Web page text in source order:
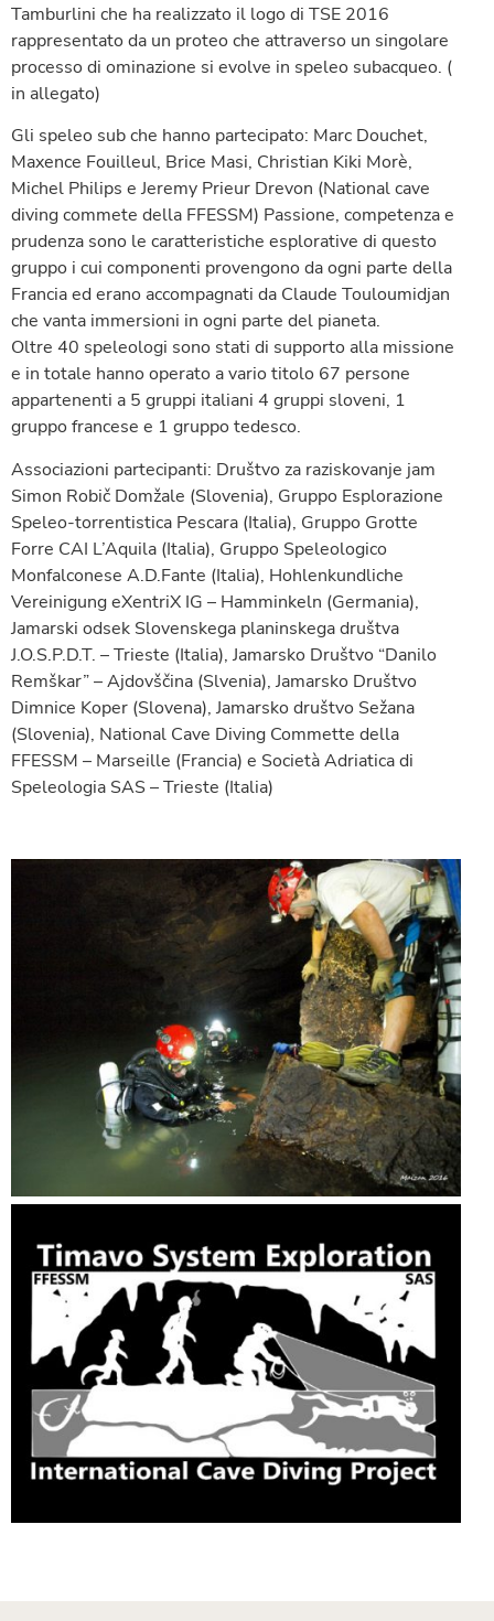
Tamburlini che ha realizzato il logo di TSE 2016
rappresentato da un proteo che attraverso un singolare
processo di ominazione si evolve in speleo subacqueo. (
in allegato)
Gli speleo sub che hanno partecipato: Marc Douchet,
Maxence Fouilleul, Brice Masi, Christian Kiki Morè,
Michel Philips e Jeremy Prieur Drevon (National cave
diving commete della FFESSM) Passione, competenza e
prudenza sono le caratteristiche esplorative di questo
gruppo i cui componenti provengono da ogni parte della
Francia ed erano accompagnati da Claude Touloumidjan
che vanta immersioni in ogni parte del pianeta.
Oltre 40 speleologi sono stati di supporto alla missione
e in totale hanno operato a vario titolo 67 persone
appartenenti a 5 gruppi italiani 4 gruppi sloveni, 1
gruppo francese e 1 gruppo tedesco.
Associazioni partecipanti: Društvo za raziskovanje jam
Simon Robič Domžale (Slovenia), Gruppo Esplorazione
Speleo-torrentistica Pescara (Italia), Gruppo Grotte
Forre CAI L’Aquila (Italia), Gruppo Speleologico
Monfalconese A.D.Fante (Italia), Hohlenkundliche
Vereinigung eXentriX IG – Hamminkeln (Germania),
Jamarski odsek Slovenskega planinskega društva
J.O.S.P.D.T. – Trieste (Italia), Jamarsko Društvo “Danilo
Remškar” – Ajdovščina (Slvenia), Jamarsko Društvo
Dimnice Koper (Slovena), Jamarsko društvo Sežana
(Slovenia), National Cave Diving Commette della
FFESSM – Marseille (Francia) e Società Adriatica di
Speleologia SAS – Trieste (Italia)